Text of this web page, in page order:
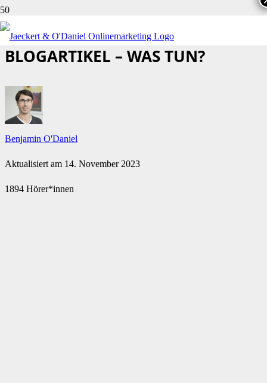
HÖRERIN FRAGT: 1.000
BLOGARTIKEL – WAS TUN?
Benjamin O'Daniel
Aktualisiert am 14. November 2023
1894 Hörer*innen